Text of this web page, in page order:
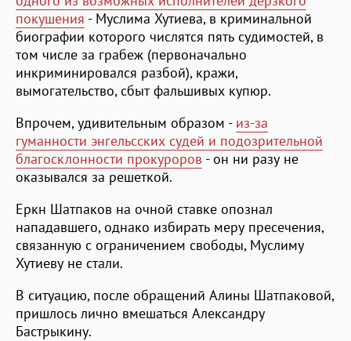
покушения - Муслима Хутиева, в криминальной
биографии которого числятся пять судимостей, в
том числе за грабеж (первоначально
инкриминировался разбой), кражи,
вымогательство, сбыт фальшивых купюр.
Впрочем, удивительным образом - из-за
гуманности энгельсских судей и подозрительной
благосклонности прокуроров - он ни разу не
оказывался за решеткой.
Еркн Шатпаков на очной ставке опознал
нападавшего, однако избирать меру пресечения,
связанную с ограничением свободы, Муслиму
Хутиеву не стали.
В ситуацию, после обращений Алины Шатпаковой,
пришлось лично вмешаться Александру
Бастрыкину.